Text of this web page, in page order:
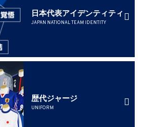
日本代表アイデンティティ
JAPAN NATIONAL TEAM IDENTITY
歴代ジャージ
UNIFORM